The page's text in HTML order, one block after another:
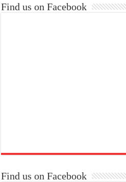
Find us on Facebook
Find us on Facebook